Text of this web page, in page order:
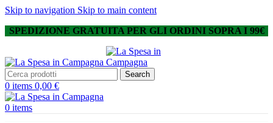
Skip to navigation Skip to main content
SPEDIZIONE GRATUITA PER GLI ORDINI SOPRA I 99€
Search
0 items 0,00 €
0 items